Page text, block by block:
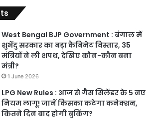
West Bengal BJP Government : बंगाल में
शुभेंदु सरकार का बड़ा कैबिनेट विस्तार, 35
मंत्रियों ने ली शपथ, देखिए कौन-कौन बना
मंत्री?
1 June 2026
LPG New Rules : आज से गैस सिलेंडर के 5 नए
नियम लागू! जानें किसका कटेगा कनेक्शन,
कितने दिन बाद होगी बुकिंग?